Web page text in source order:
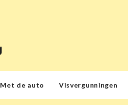
Met de auto Visvergunningen